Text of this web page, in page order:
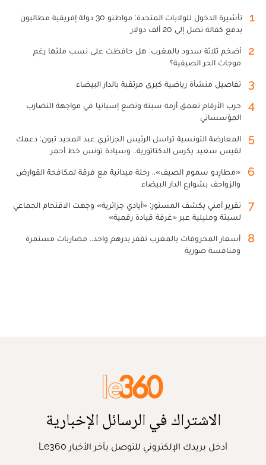
1
تأشيرة الدخول للولايات المتحدة: مواطنو 30 دولة إفريقية مطالبون
بدفع كفالة تصل إلى 20 ألف دولار
2
أضخم ثلاثة سدود بالمغرب: هل حافظت على نسب ملئها رغم
موجات الحر الصيفية؟
3 تفاصيل منشأة رياضية كبرى مرتقبة بالدار البيضاء
4
حرب الأرقام تعمق أزمة سبتة وتضع إسبانيا في مواجهة التضارب
المؤسساتي
5
المعارضة التونسية تراسل الرئيس الجزائري عبد المجيد تبون: دعمك
لقيس سعيد يكرس الدكتاتورية.. وسيادة تونس خط أحمر
6
«مطارِدو سموم الصيف».. رحلة ميدانية مع فرقة لمكافحة القوارض
والزواحف بشوارع الدار البيضاء
7
تقرير أمني يكشف المستور: «أيادي جزائرية» وجهت الاقتحام الجماعي
لسبتة ومليلية عبر «غرفة قيادة رقمية»
8
أسعار المحروقات بالمغرب تقفز بدرهم واحد.. مضاربات مستمرة
ومنافسة صورية
الاشتراك في الرسائل الإخبارية
أدخل بريدك الإلكتروني للتوصل بآخر الأخبار Le360